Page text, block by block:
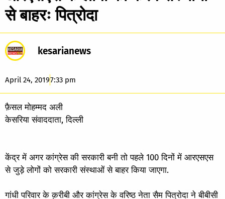
से बाहरः पित्रोदा
kesarianews
April 24, 20197:33 pm
फ़ैसल मोहम्मद अली
केसरिया संवाददाता, दिल्ली
केंद्र में अगर कांग्रेस की सरकारी बनी तो पहले 100 दिनों में आरएसएस
से जुड़े लोगों को सरकारी संस्थाओं से बाहर किया जाएगा.
गांधी परिवार के क़रीबी और कांग्रेस के वरिष्ठ नेता सैम पित्रोदा ने बीबीसी